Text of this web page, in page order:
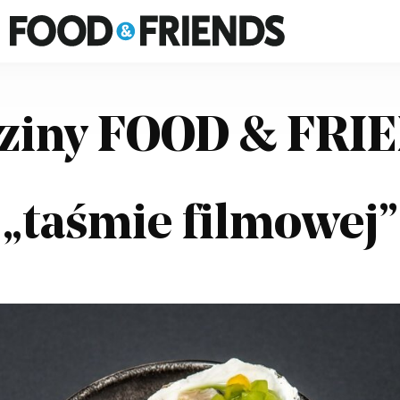
FOOD&FRIENDS
FOOD &
„taśmie filmowej”